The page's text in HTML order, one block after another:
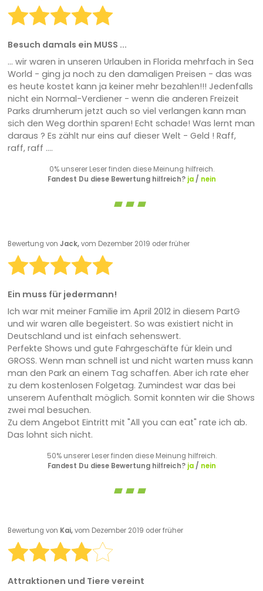
Besuch damals ein MUSS ...
... wir waren in unseren Urlauben in Florida mehrfach in Sea
World - ging ja noch zu den damaligen Preisen - das was
es heute kostet kann ja keiner mehr bezahlen!!! Jedenfalls
nicht ein Normal-Verdiener - wenn die anderen Freizeit
Parks drumherum jetzt auch so viel verlangen kann man
sich den Weg dorthin sparen! Echt schade! Was lernt man
daraus ? Es zählt nur eins auf dieser Welt - Geld ! Raff,
raff, raff ....
0% unserer Leser finden diese Meinung hilfreich.
Fandest Du diese Bewertung hilfreich? ja/ nein
Bewertung von Jack,vom Dezember 2019 oder früher
Ein muss für jedermann!
Ich war mit meiner Familie im April 2012 in diesem PartG
und wir waren alle begeistert. So was existiert nicht in
Deutschland und ist einfach sehenswert.
Perfekte Shows und gute Fahrgeschäfte für klein und
GROSS. Wenn man schnell ist und nicht warten muss kann
man den Park an einem Tag schaffen. Aber ich rate eher
zu dem kostenlosen Folgetag. Zumindest war das bei
unserem Aufenthalt möglich. Somit konnten wir die Shows
zwei mal besuchen.
Zu dem Angebot Eintritt mit "All you can eat" rate ich ab.
Das lohnt sich nicht.
50% unserer Leser finden diese Meinung hilfreich.
Fandest Du diese Bewertung hilfreich? ja/ nein
Bewertung von Kai,vom Dezember 2019 oder früher
Attraktionen und Tiere vereint